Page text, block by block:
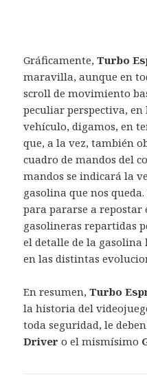
Gráficamente,Turbo
maravilla, aunque en
scroll de movimiento
peculiar perspectiva,
vehículo, digamos, en
que, a la vez, también
cuadro de mandos del
mandos se indicará la
gasolina que nos
para pararse a repostar
gasolineras repartidas
el detalle de la
en las distintas
En resumen, Turbo
la historia del
toda seguridad, le
Driver o el mismísimo